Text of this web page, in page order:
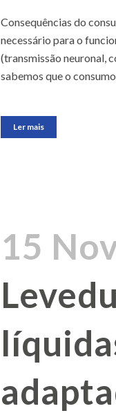
Consequências do
necessário para o
(transmissão neuronal,
sabemos que o
Ler mais
15